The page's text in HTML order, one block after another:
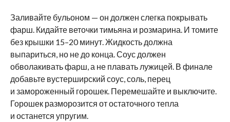
Заливайте бульоном — он должен слегка покрывать
фарш. Кидайте веточки тимьяна и розмарина. И томите
без крышки 15–20 минут. Жидкость должна
выпариться, но не до конца. Соус должен
обволакивать фарш, а не плавать лужицей. В финале
добавьте вустерширский соус, соль, перец
и замороженный горошек. Перемешайте и выключите.
Горошек разморозится от остаточного тепла
и останется упругим.